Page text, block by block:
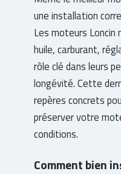
une installation
Les moteurs Loncin
huile, carburant,
rôle clé dans leurs
longévité. Cette
repères concrets
préserver votre
conditions.
Comment bien